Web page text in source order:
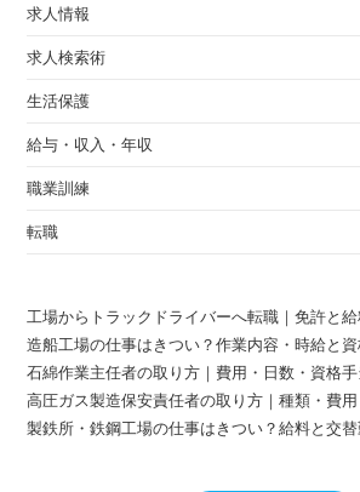
求人情報
求人検索術
生活保護
給与・収入・年収
職業訓練
転職
工場からトラックドライバーへ転職｜免許と
造船工場の仕事はきつい？作業内容・時給と
石綿作業主任者の取り方｜費用・日数・資格
高圧ガス製造保安責任者の取り方｜種類・費
製鉄所・鉄鋼工場の仕事はきつい？給料と交